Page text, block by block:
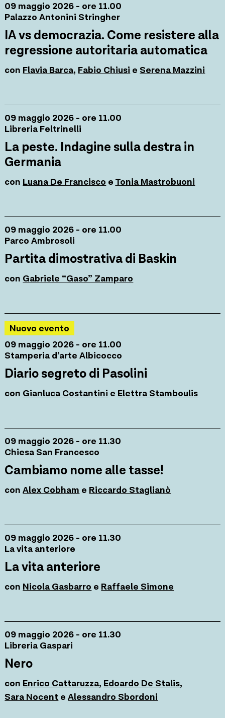
09 maggio 2026 - ore 11.00
Palazzo Antonini Stringher
IA vs democrazia. Come resistere alla
regressione autoritaria automatica
con Flavia Barca, Fabio Chiusi e Serena Mazzini
09 maggio 2026 - ore 11.00
Libreria Feltrinelli
La peste. Indagine sulla destra in
Germania
con Luana De Francisco e Tonia Mastrobuoni
09 maggio 2026 - ore 11.00
Parco Ambrosoli
Partita dimostrativa di Baskin
con Gabriele “Gaso” Zamparo
Nuovo evento
09 maggio 2026 - ore 11.00
Stamperia d’arte Albicocco
Diario segreto di Pasolini
con Gianluca Costantini e Elettra Stamboulis
09 maggio 2026 - ore 11.30
Chiesa San Francesco
Cambiamo nome alle tasse!
con Alex Cobham e Riccardo Staglianò
09 maggio 2026 - ore 11.30
La vita anteriore
La vita anteriore
con Nicola Gasbarro e Raffaele Simone
09 maggio 2026 - ore 11.30
Libreria Gaspari
Nero
con Enrico Cattaruzza, Edoardo De Stalis,
Sara Nocent eAlessandro Sbordoni